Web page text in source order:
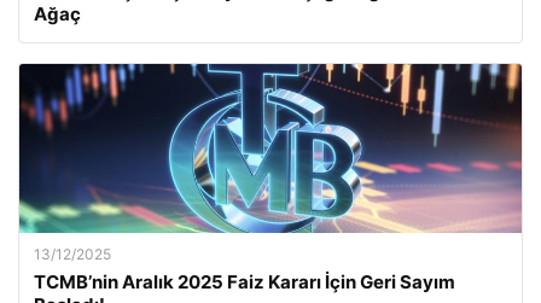
Ağaç
13/12/2025
TCMB’nin Aralık 2025 Faiz Kararı İçin Geri Sayım